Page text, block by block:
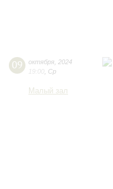
09 октября 2024
19:00 Ср
Малый зал